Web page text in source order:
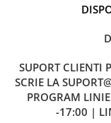
SUPORT CLIENTI
SCRIE LA
PROGRAM
-17:00 |